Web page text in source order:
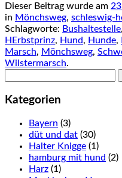
Dieser Beitrag wurde am
in Mönchsweg, schleswig-
Schlagworte: Bushaltestelle,
HErbstprinz, Hund, Hunde,
Marsch, Mönchsweg,
Wilstermarsch.
Kategorien
Bayern (3)
düt und dat (30)
Halter Knigge (1)
hamburg mit hund (2)
Harz (1)